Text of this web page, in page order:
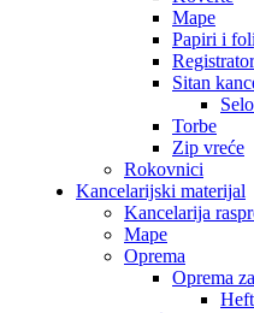
Mape
Papiri i
Sitan
Torbe
Zip vreće
Rokovnici
Kancelarijski materijal
Kancelarija
Mape
Oprema
Oprema